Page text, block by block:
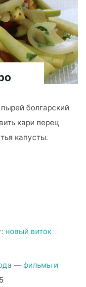
болгарский
кари перец
капусты.
новый виток
— фильмы и